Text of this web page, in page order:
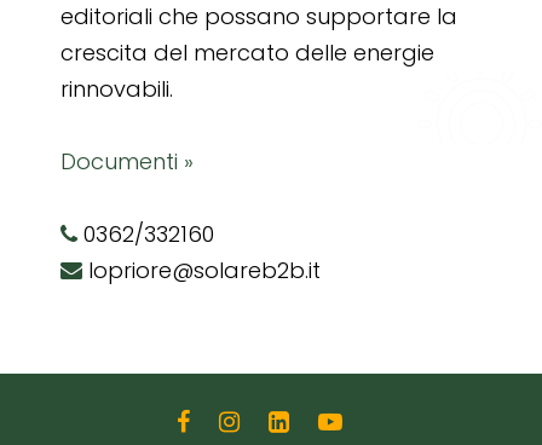
editoriali che possano supportare la
crescita del mercato delle energie
rinnovabili.
Documenti »
0362/332160
lopriore@solareb2b.it